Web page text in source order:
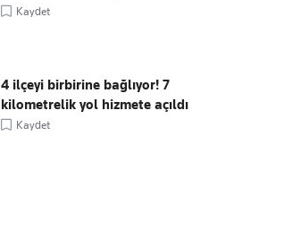
Kaydet
4 ilçeyi birbirine bağlıyor! 7
kilometrelik yol hizmete açıldı
Kaydet